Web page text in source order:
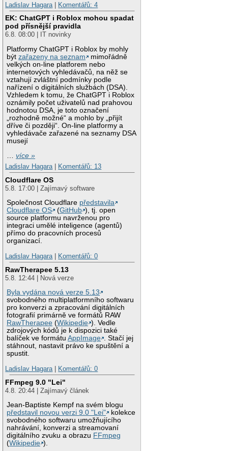
Ladislav Hagara | Komentářů: 4
EK: ChatGPT i Roblox mohou spadat
pod přísnější pravidla
6.8. 08:00 | IT novinky
Platformy ChatGPT i Roblox by mohly
býtzařazeny na seznam
mimořádně
velkých on-line platforem nebo
internetových vyhledávačů, na něž se
vztahují zvláštní podmínky podle
nařízení o digitálních službách (DSA).
Vzhledem k tomu, že ChatGPT i Roblox
oznámily počet uživatelů nad prahovou
hodnotou DSA, je toto označení
„rozhodně možné“ a mohlo by „přijít
dříve či později“. On-line platformy a
vyhledávače zařazené na seznamy DSA
musejí
…více »
Ladislav Hagara| Komentářů: 13
Cloudflare OS
5.8. 17:00 | Zajímavý software
Společnost Cloudflare představila
Cloudflare OS
(GitHub ), tj. open
source platformu navrženou pro
integraci umělé inteligence (agentů)
přímo do pracovních procesů
organizací.
Ladislav Hagara| Komentářů: 0
RawTherapee 5.13
5.8. 12:44 | Nová verze
Byla vydána nová verze 5.13
svobodného multiplatformního softwaru
pro konverzi a zpracování digitálních
fotografií primárně ve formátů RAW
RawTherapee (Wikipedie ). Vedle
zdrojových kódů je k dispozici také
balíček ve formátuAppImage . Stačí jej
stáhnout, nastavit právo ke spuštění a
spustit.
Ladislav Hagara| Komentářů: 0
FFmpeg 9.0 "Lei"
4.8. 20:44 | Zajímavý článek
Jean-Baptiste Kempf na svém blogu
představil novou verzi 9.0 "Lei"
kolekce
svobodného softwaru umožňujícího
nahrávání, konverzi a streamovaní
digitálního zvuku a obrazu FFmpeg
(Wikipedie ).